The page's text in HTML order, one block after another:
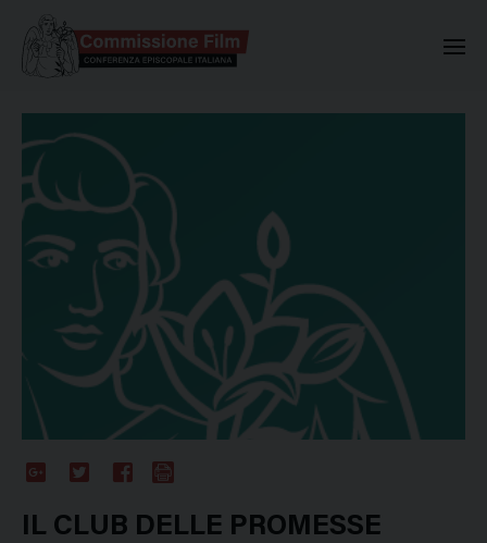
Plus
IL CLUB DELLE PROMESSE